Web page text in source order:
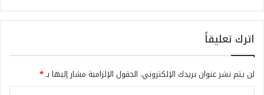
اترك تعليقاً
لن يتم نشر عنوان بريدك الإلكتروني. الحقول الإلزامية مشار إليها بـ*